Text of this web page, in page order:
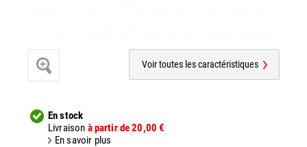
Voir toutes les caractéristiques
En stock
Livraison à partir de 20,00 €
En savoir plus